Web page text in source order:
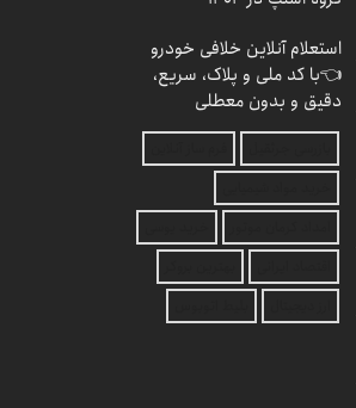
استعلام آنلاین خلافی خودرو
👈با کد ملی و پلاک، سریع،
دقیق و بدون معطلی